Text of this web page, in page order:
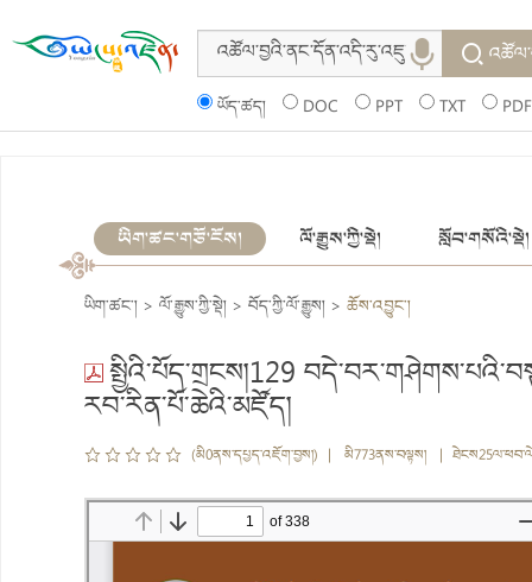
ཡོད་ཚད། DOC PPT TXT PDF
ཡིག་ཚང་གཙོ་ངོས། ལོ་རྒྱུས་ཀྱི་སྡེ། སློབ་གསོའི་སྡེ།
ཡིག་ཚང་། > ལོ་རྒྱུས་ཀྱི་སྡེ། > བོད་ཀྱི་ལོ་རྒྱུས། > ཆོས་འབྱུང་།
སྤྱིའི་པོད་གྲངས།129
རབ་རིན་པོ་ཆེའི་མཛོད།
(མི0ནས་དཔྱད་འཇོག་བྱས།) | མི773ནས་བལྟས། |